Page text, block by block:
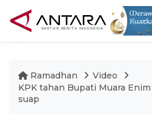
Ramadhan
Video
KPK tahan Bupati Muara
suap